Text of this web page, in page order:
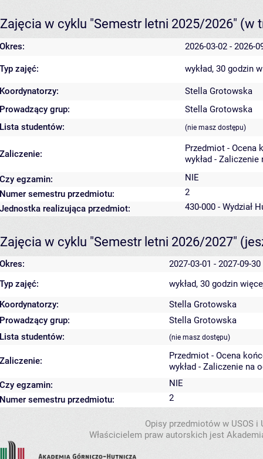
Zajęcia w cyklu "Semestr letni 2025/2026" (w
Okres: 2026-03-02 - 2026-
Typ zajęć: wykład, 30 godzin
Koordynatorzy:
Stella Grotowska
Prowadzący grup:
Stella Grotowska
Lista studentów:
(nie masz dostępu)
Zaliczenie:
Przedmiot - Ocena
wykład - Zaliczenie
Czy egzamin:
NIE
Numer semestru przedmiotu:
2
Jednostka realizująca przedmiot:
430-000 - Wydział
Zajęcia w cyklu "Semestr letni 2026/2027"
Okres:
2027-03-01 - 2027-09-30
Typ zajęć:
wykład, 30 godzin
Koordynatorzy:
Stella Grotowska
Prowadzący grup:
Stella Grotowska
Lista studentów:
(nie masz dostępu)
Zaliczenie:
Przedmiot - Ocena
wykład - Zaliczenie na
Czy egzamin:
NIE
Numer semestru przedmiotu:
2
Opisy przedmiotów w USOS
Właścicielem praw autorskich jest